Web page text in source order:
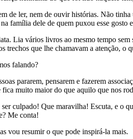
de ler, nem de ouvir histórias. Não
família dele de quem puxou esse gosto
Lia vários livros ao mesmo tempo sem
trechos que lhe chamavam a atenção, o
falando?
pararem, pensarem e fazerem
muito maior do que aquilo que nos
culpado! Que maravilha! Escuta, e o
Me conta!
vou resumir o que pode inspirá-la mais.